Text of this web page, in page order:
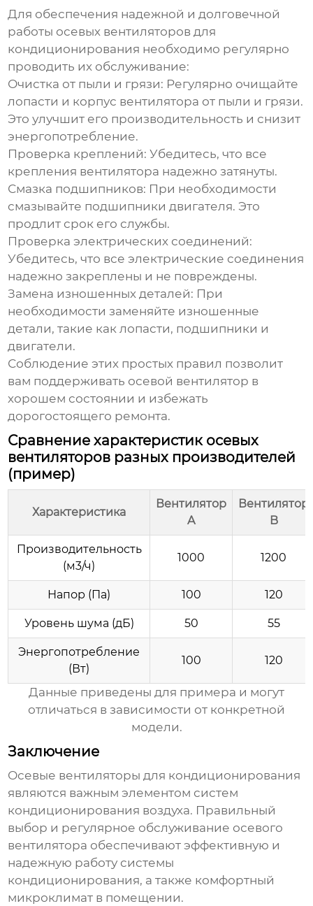
Для обеспечения надежной и долговечной
работы осевых вентиляторов для
кондиционирования необходимо регулярно
проводить их обслуживание:
Очистка от пыли и грязи: Регулярно очищайте
лопасти и корпус вентилятора от пыли и грязи.
Это улучшит его производительность и снизит
энергопотребление.
Проверка креплений: Убедитесь, что все
крепления вентилятора надежно затянуты.
Смазка подшипников: При необходимости
смазывайте подшипники двигателя. Это
продлит срок его службы.
Проверка электрических соединений:
Убедитесь, что все электрические соединения
надежно закреплены и не повреждены.
Замена изношенных деталей: При
необходимости заменяйте изношенные
детали, такие как лопасти, подшипники и
двигатели.
Соблюдение этих простых правил позволит
вам поддерживать осевой вентилятор в
хорошем состоянии и избежать
дорогостоящего ремонта.
Сравнение характеристик осевых
вентиляторов разных производителей
(пример)
Характеристика
Вентилятор
A
Вентилятор
B
Производительность
(м3/ч)
1000 1200
Напор (Па) 100 120
Уровень шума (дБ) 50 55
Энергопотребление
(Вт)
100 120
Данные приведены для примера и могут
отличаться в зависимости от конкретной
модели.
Заключение
Осевые вентиляторы для кондиционирования
являются важным элементом систем
кондиционирования воздуха. Правильный
выбор и регулярное обслуживание осевого
вентилятора обеспечивают эффективную и
надежную работу системы
кондиционирования, а также комфортный
микроклимат в помещении.